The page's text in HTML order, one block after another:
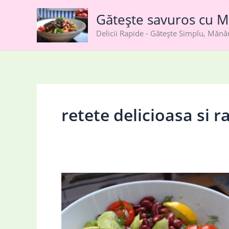
Gătește savuros cu
Delicii Rapide - Gătește Simplu,
retete delicioasa si